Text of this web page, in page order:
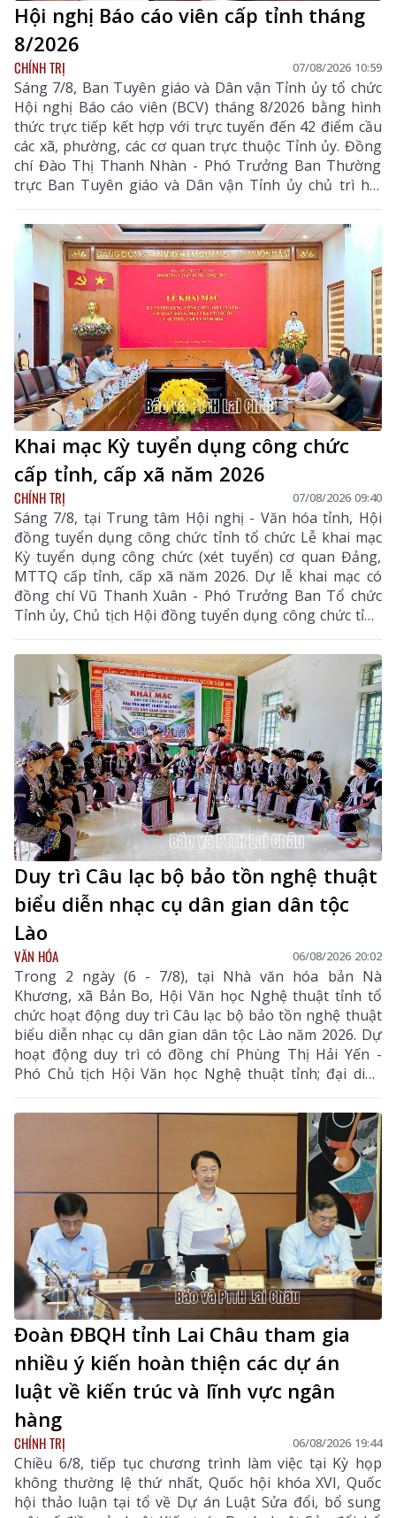
Hội nghị Báo cáo viên cấp tỉnh tháng
8/2026
CHÍNH TRỊ 07/08/2026 10:59
Sáng 7/8, Ban Tuyên giáo và Dân vận Tỉnh ủy tổ chức
Hội nghị Báo cáo viên (BCV) tháng 8/2026 bằng hình
thức trực tiếp kết hợp với trực tuyến đến 42 điểm cầu
các xã, phường, các cơ quan trực thuộc Tỉnh ủy. Đồng
chí Đào Thị Thanh Nhàn - Phó Trưởng Ban Thường
trực Ban Tuyên giáo và Dân vận Tỉnh ủy chủ trì hội
nghị.
Khai mạc Kỳ tuyển dụng công chức
cấp tỉnh, cấp xã năm 2026
CHÍNH TRỊ 07/08/2026 09:40
Sáng 7/8, tại Trung tâm Hội nghị - Văn hóa tỉnh, Hội
đồng tuyển dụng công chức tỉnh tổ chức Lễ khai mạc
Kỳ tuyển dụng công chức (xét tuyển) cơ quan Đảng,
MTTQ cấp tỉnh, cấp xã năm 2026. Dự lễ khai mạc có
đồng chí Vũ Thanh Xuân - Phó Trưởng Ban Tổ chức
Tỉnh ủy, Chủ tịch Hội đồng tuyển dụng công chức tỉnh
cùng các thành viên hội đồng tuyển dụng, ban giám
sát, ban vấn đáp và thí sinh tham dự kỳ tuyển dụng.
Duy trì Câu lạc bộ bảo tồn nghệ thuật
biểu diễn nhạc cụ dân gian dân tộc
Lào
VĂN HÓA 06/08/2026 20:02
Trong 2 ngày (6 - 7/8), tại Nhà văn hóa bản Nà
Khương, xã Bản Bo, Hội Văn học Nghệ thuật tỉnh tổ
chức hoạt động duy trì Câu lạc bộ bảo tồn nghệ thuật
biểu diễn nhạc cụ dân gian dân tộc Lào năm 2026. Dự
hoạt động duy trì có đồng chí Phùng Thị Hải Yến -
Phó Chủ tịch Hội Văn học Nghệ thuật tỉnh; đại diện
Phòng Văn hóa - Xã hội xã Bản Bo và 24 thành viên
câu lạc bộ.
Đoàn ĐBQH tỉnh Lai Châu tham gia
nhiều ý kiến hoàn thiện các dự án
luật về kiến trúc và lĩnh vực ngân
hàng
CHÍNH TRỊ 06/08/2026 19:44
Chiều 6/8, tiếp tục chương trình làm việc tại Kỳ họp
không thường lệ thứ nhất, Quốc hội khóa XVI, Quốc
hội thảo luận tại tổ về Dự án Luật Sửa đổi, bổ sung